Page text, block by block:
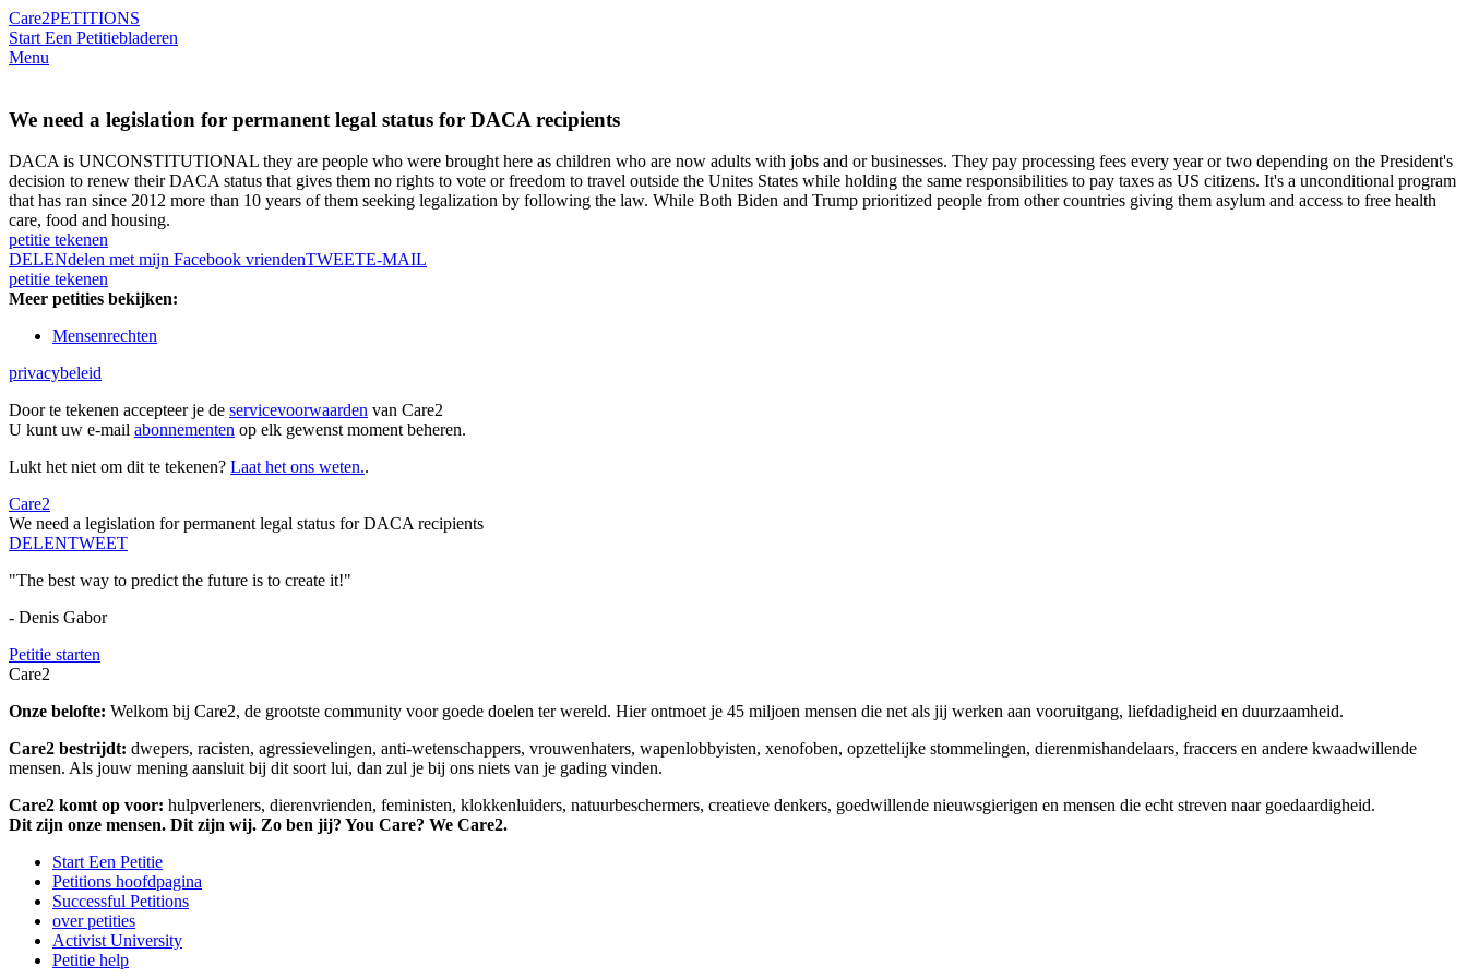
Care2PETITIONS
Start Een Petitiebladeren
Menu
We need a legislation for permanent legal status for DACA recipients
DACA is UNCONSTITUTIONAL they are people who were brought here as children who are now adults with jobs and or businesses. They pay processing fees every year or two depending on the President's
decision to renew their DACA status that gives them no rights to vote or freedom to travel outside the Unites States while holding the same responsibilities to pay taxes as US citizens. It's a unconditional program
that has ran since 2012 more than 10 years of them seeking legalization by following the law. While Both Biden and Trump prioritized people from other countries giving them asylum and access to free health
care, food and housing.
petitie tekenen
DELENdelen met mijn Facebook vriendenTWEETE-MAIL
petitie tekenen
Meer petities bekijken:
Mensenrechten
privacybeleid
Door te tekenen accepteer je de servicevoorwaarden van Care2
U kunt uw e-mail abonnementen op elk gewenst moment beheren.
Lukt het niet om dit te tekenen? Laat het ons weten..
Care2
We need a legislation for permanent legal status for DACA recipients
DELENTWEET
"The best way to predict the future is to create it!"
- Denis Gabor
Petitie starten
Care2
Onze belofte: Welkom bij Care2, de grootste community voor goede doelen ter wereld. Hier ontmoet je 45 miljoen mensen die net als jij werken aan vooruitgang, liefdadigheid en duurzaamheid.
Care2 bestrijdt: dwepers, racisten, agressievelingen, anti-wetenschappers, vrouwenhaters, wapenlobbyisten, xenofoben, opzettelijke stommelingen, dierenmishandelaars, fraccers en andere kwaadwillende
mensen. Als jouw mening aansluit bij dit soort lui, dan zul je bij ons niets van je gading vinden.
Care2 komt op voor: hulpverleners, dierenvrienden, feministen, klokkenluiders, natuurbeschermers, creatieve denkers, goedwillende nieuwsgierigen en mensen die echt streven naar goedaardigheid.
Dit zijn onze mensen. Dit zijn wij. Zo ben jij? You Care? We Care2.
Start Een Petitie
Petitions hoofdpagina
Successful Petitions
over petities
Activist University
Petitie help